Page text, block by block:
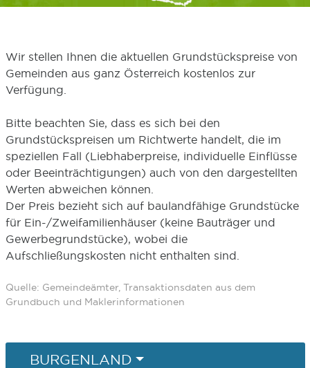
Wir stellen Ihnen die aktuellen Grundstückspreise von
Gemeinden aus ganz Österreich kostenlos zur
Verfügung.
Bitte beachten Sie, dass es sich bei den
Grundstückspreisen um Richtwerte handelt, die im
speziellen Fall (Liebhaberpreise, individuelle Einflüsse
oder Beeinträchtigungen) auch von den dargestellten
Werten abweichen können.
Der Preis bezieht sich auf baulandfähige Grundstücke
für Ein-/Zweifamilienhäuser (keine Bauträger und
Gewerbegrundstücke), wobei die
Aufschließungskosten nicht enthalten sind.
Quelle: Gemeindeämter, Transaktionsdaten aus dem
Grundbuch und Maklerinformationen
BURGENLAND